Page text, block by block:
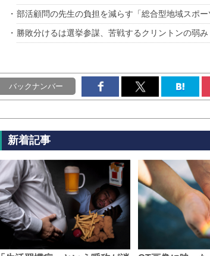
部活顧問の先生の負担を減らす「総合型地域スポー
勝敗分けるは選挙参謀、苦戦するクリントンの弱み
バックナンバー
新着記事